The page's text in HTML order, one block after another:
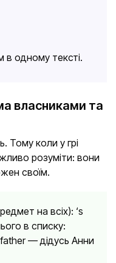
одному тексті.
власниками та
Тому коли у грі
розуміти: вони
своїм.
на всіх): ‘s
в списку:
— дідусь Анни